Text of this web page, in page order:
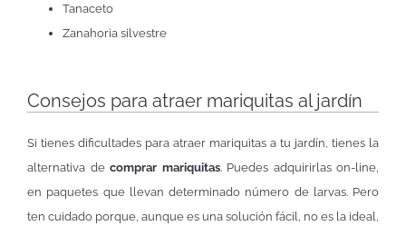
Tanaceto
Zanahoria silvestre
Consejos para atraer mariquitas al jardín
Si tienes dificultades para atraer mariquitas a tu jardín, tienes la
alternativa de comprar mariquitas. Puedes adquirirlas on-line,
en paquetes que llevan determinado número de larvas. Pero
ten cuidado porque, aunque es una solución fácil, no es la ideal,